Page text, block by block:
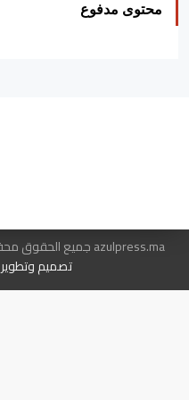
محتوى مدفوع
azulpress.ma جميع الحقوق محفوظة
تصميم وتطوير